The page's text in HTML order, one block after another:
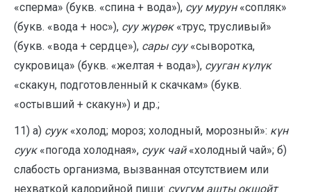
«сперма» (букв. «спина + вода»), суу мурун «сопляк»
(букв. «вода + нос»), суу жүрөк «трус, трусливый»
(букв. «вода + сердце»), сары суу«сыворотка,
сукровица» (букв. «желтая + вода»), сууган күлүк
«скакун, подготовленный к скачкам» (букв.
«остывший + скакун») и др.;
11) а) суук «холод; мороз; холодный, морозный»: күн
суук«погода холодная», суук чай«холодный чай»; б)
слабость организма, вызванная отсутствием или
нехваткой калорийной пищи: суугум ашты окшойт